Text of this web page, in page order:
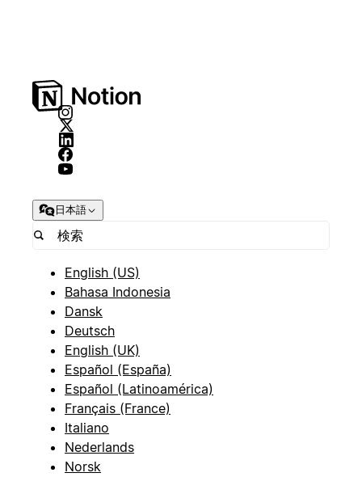
日本語
English (US)
Bahasa Indonesia
Dansk
Deutsch
English (UK)
Español (España)
Español (Latinoamérica)
Français (France)
Italiano
Nederlands
Norsk